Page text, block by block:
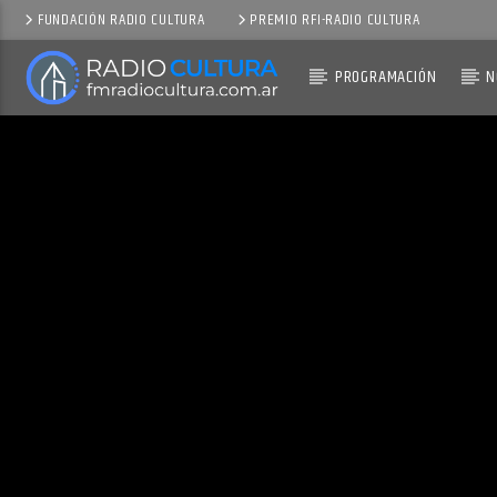
FUNDACIÓN RADIO CULTURA PREMIO RFI-RADIO CULTURA
PROGRAMACIÓN